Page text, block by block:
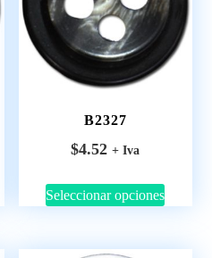
B2327
$4.52 + Iva
Seleccionar opciones